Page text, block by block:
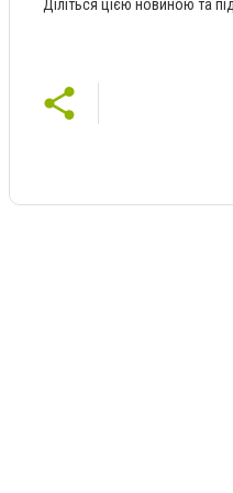
Діліться цією новиною та